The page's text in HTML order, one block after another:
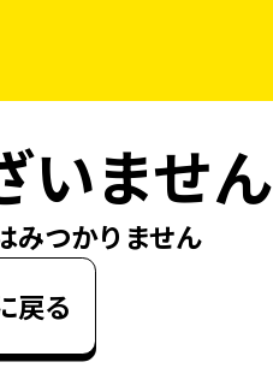
いません
みつかりません
戻る